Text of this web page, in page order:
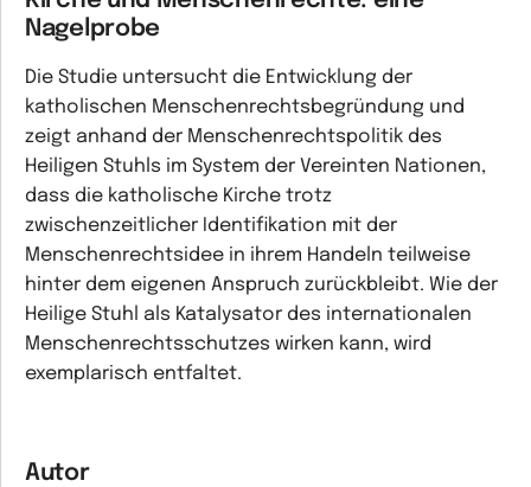
Nagelprobe
Die Studie untersucht die Entwicklung der
katholischen Menschenrechtsbegründung und
zeigt anhand der Menschenrechtspolitik des
Heiligen Stuhls im System der Vereinten Nationen,
dass die katholische Kirche trotz
zwischenzeitlicher Identifikation mit der
Menschenrechtsidee in ihrem Handeln teilweise
hinter dem eigenen Anspruch zurückbleibt. Wie der
Heilige Stuhl als Katalysator des internationalen
Menschenrechtsschutzes wirken kann, wird
exemplarisch entfaltet.
Autor